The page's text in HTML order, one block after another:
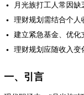
月光族打工人常因缺
理财规划需结合个人
建立紧急基金、优化
理财规划应随收入变
一、引言